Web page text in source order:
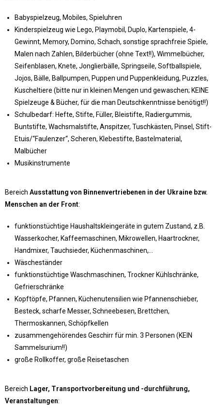
Babyspielzeug, Mobiles, Spieluhren
Kinderspielzeug wie Lego, Playmobil, Duplo, Kartenspiele, 4-
Gewinnt, Memory, Domino, Schach, sonstige sprachfreie Spiele,
Malen nach Zahlen, Bilderbücher (ohne Text!!), Wimmelbücher,
Seifenblasen, Knete, Jonglierbälle, Springseile, Softballspiele,
Jojos, Bälle, Ballpumpen, Puppen und Puppenkleidung, Puzzles,
Kuscheltiere (bitte nur in kleinen Mengen und gewaschen; KEINE
Spielzeuge & Bücher, für die man Deutschkenntnisse benötigt!!)
Schulbedarf: Hefte, Stifte, Füller, Bleistifte, Radiergummis,
Buntstifte, Wachsmalstifte, Anspitzer, Tuschkästen, Pinsel, Stift-
Etuis/“Faulenzer“, Scheren, Klebestifte, Bastelmaterial,
Malbücher
Musikinstrumente
Bereich Ausstattung von Binnenvertriebenen in der Ukraine bzw.
Menschen an der Front:
​funktionstüchtige Haushaltskleingeräte in gutem Zustand, z.B.
Wasserkocher, Kaffeemaschinen, Mikrowellen, Haartrockner,
Handmixer, Tauchsieder, Küchenmaschinen,…
Wäscheständer
funktionstüchtige Waschmaschinen, Trockner Kühlschränke,
Gefrierschränke
Kopftöpfe, Pfannen, Küchenutensilien wie Pfannenschieber,
Besteck, scharfe Messer, Schneebesen, Brettchen,
Thermoskannen, Schöpfkellen
zusammengehörendes Geschirr für min. 3 Personen (KEIN
Sammelsurium!!)
große Rollkoffer, große Reisetaschen
Bereich Lager, Transportvorbereitung und -durchführung,
Veranstaltungen: